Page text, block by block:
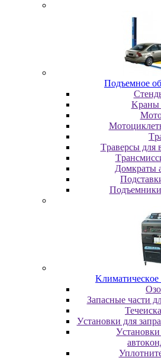
Пoдъeмнoe
Kpaны
Tpaвepcы для
Дoмкpaты
Kлимaтичecкoe
Запасные части
Уcтaнoвки для